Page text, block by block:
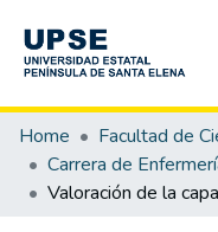
Communities &
All of DSpace
Statistics
Home
Carrera de